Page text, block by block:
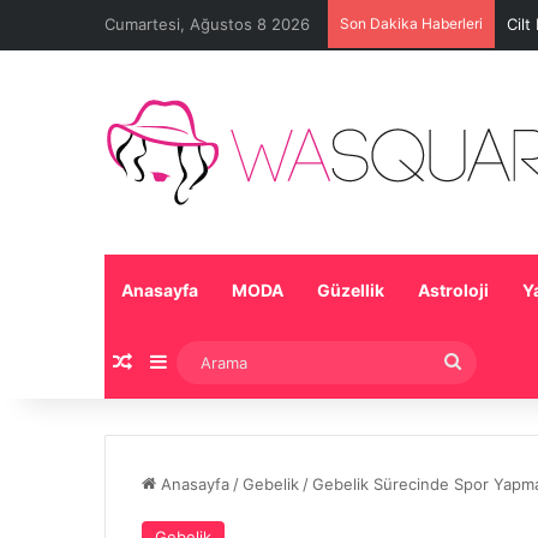
Cumartesi, Ağustos 8 2026 Son Dakika Haberleri Cilt
Anasayfa MODA Güzellik Astroloji
Rastgele Makale
Kenar Bölmesi
Anasayfa /Gebelik /Gebelik Sürecinde Spor